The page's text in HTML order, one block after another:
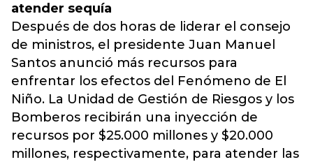
atender sequía
Después de dos horas de liderar el consejo
de ministros, el presidente Juan Manuel
Santos anunció más recursos para
enfrentar los efectos del Fenómeno de El
Niño. La Unidad de Gestión de Riesgos y los
Bomberos recibirán una inyección de
recursos por $25.000 millones y $20.000
millones, respectivamente, para atender las